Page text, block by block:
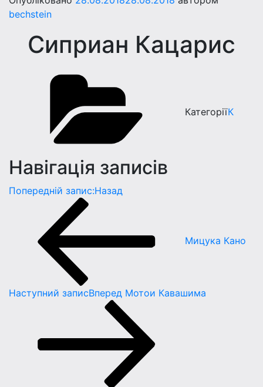
bechstein
Сиприан Кацарис
КатегоріїК
Навігація записів
Попередній запис:Назад
Мицука Кано
Наступний записВперед Мотои Кавашима